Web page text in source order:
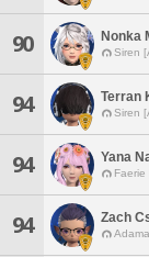
90 Nonka
Siren
94 Terran
Siren
94 Yana
Faerie
94 Zach